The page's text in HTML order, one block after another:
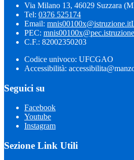
Via Milano 13, 46029 Suzzara
Tel: 0376 525174
Email: mnis00100x@istruzione.it
PEC:
C.F.: 82002350203
Codice univoco: UFCGAO
Accessibilità:
Seguici su
Facebook
Youtube
Instagram
Sezione Link Utili